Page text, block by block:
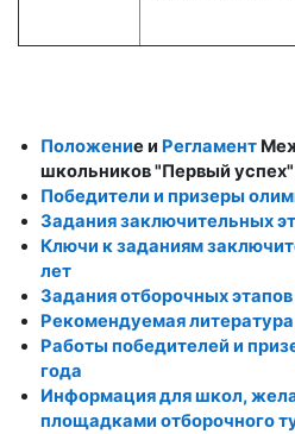
Положениеи Регламент
школьников "Первый успех"
Победители и призеры
Задания заключительных
Ключи к заданиям
лет
Задания отборочных этапов
Рекомендуемая литература
Работы победителей и
года
Информация для школ,
площадками отборочного